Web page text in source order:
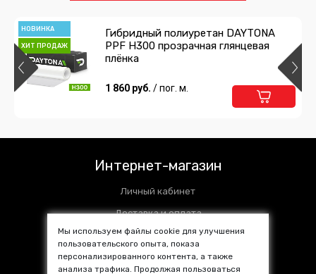
Защитная лента гибридный
полиуретан DAYTONA PPF H300
204 руб./ шт
В корзину
полиуретан DAYTONA PPF H300
ширина 3см
234 руб./ шт
В корзину
Подробнее
НОВИНКА
ХИТ ПРОДАЖ
Гибридный полиуретан DAYTONA
PPF H300 прозрачная глянцевая
плёнка
1 860 руб. / пог. м.
Интернет-магазин
Личный кабинет
Доставка и оплата
Установочные центры
Контакты
Мы используем файлы cookie для улучшения
пользовательского опыта, показа
персонализированного контента, а также
анализа трафика. Продолжая пользоваться